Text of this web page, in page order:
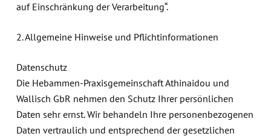
auf Einschränkung der Verarbeitung“.
2. Allgemeine Hinweise und Pflichtinformationen
Datenschutz
Die Hebammen-Praxisgemeinschaft Athinaidou und
Wallisch GbR nehmen den Schutz Ihrer persönlichen
Daten sehr ernst. Wir behandeln Ihre personenbezogenen
Daten vertraulich und entsprechend der gesetzlichen